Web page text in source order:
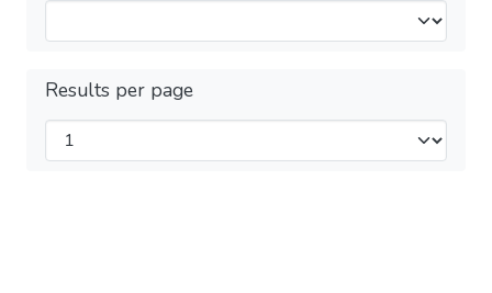
Results per page